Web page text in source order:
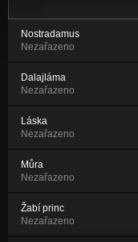
Nostradamus
Nezařazeno
Dalajláma
Nezařazeno
Láska
Nezařazeno
Můra
Nezařazeno
Žabí princ
Nezařazeno